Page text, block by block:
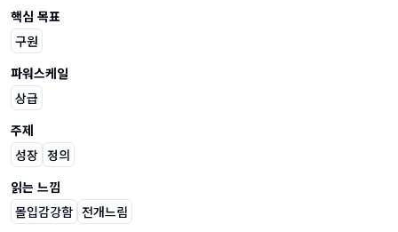
핵심 목표
구원
파워스케일
상급
주제
성장 정의
읽는 느낌
몰입감강함 전개느림